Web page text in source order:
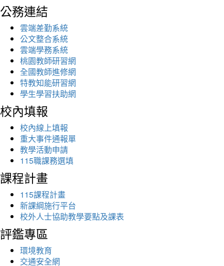
公務連結
雲端差勤系統
公文整合系統
雲端學務系統
桃園教師研習網
全國教師進修網
特教知能研習網
學生學習扶助網
校內填報
校內線上填報
重大事件通報單
教學活動申請
115職課務選填
課程計畫
115課程計畫
新課綱施行平台
校外人士協助教學要點及課表
評鑑專區
環境教育
交通安全網